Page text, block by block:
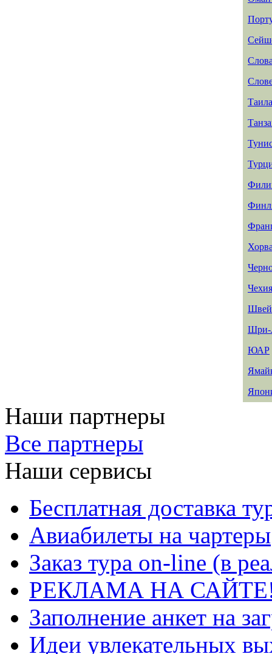
Чехия
Шри-
ЮАР
Наши партнеры
Все партнеры
Наши сервисы
Бесплатная доставка
Авиабилеты на чартеры
Заказ тура on-line (в
РЕКЛАМА НА
Заполнение анкет на
Идеи увлекательных